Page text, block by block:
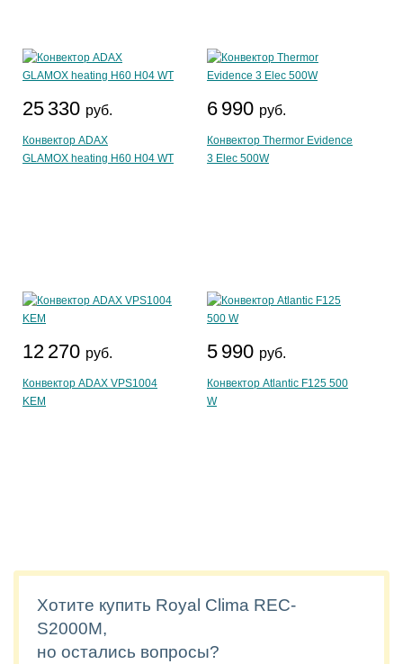
25 330 руб.
Конвектор ADAX
GLAMOX heating H60 H04 WT
6 990 руб.
Конвектор Thermor Evidence
3 Elec 500W
12 270 руб.
Конвектор ADAX VPS1004
KEM
5 990 руб.
Конвектор Atlantic F125 500
W
Хотите купить Royal Clima REC-
S2000M,
но остались вопросы?